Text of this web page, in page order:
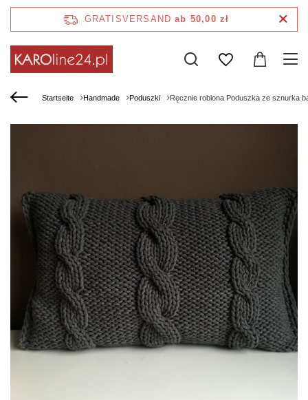
GRATISVERSAND ab 50,00 zł
Startseite Handmade Poduszki Ręcznie robiona Poduszka ze sznurka